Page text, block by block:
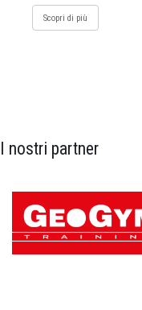
Scopri di più
I nostri partner